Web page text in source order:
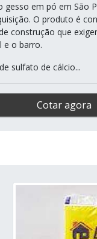
gesso em pó em São
O produto é
construção que
e o barro.
sulfato de cálcio...
Cotar agora